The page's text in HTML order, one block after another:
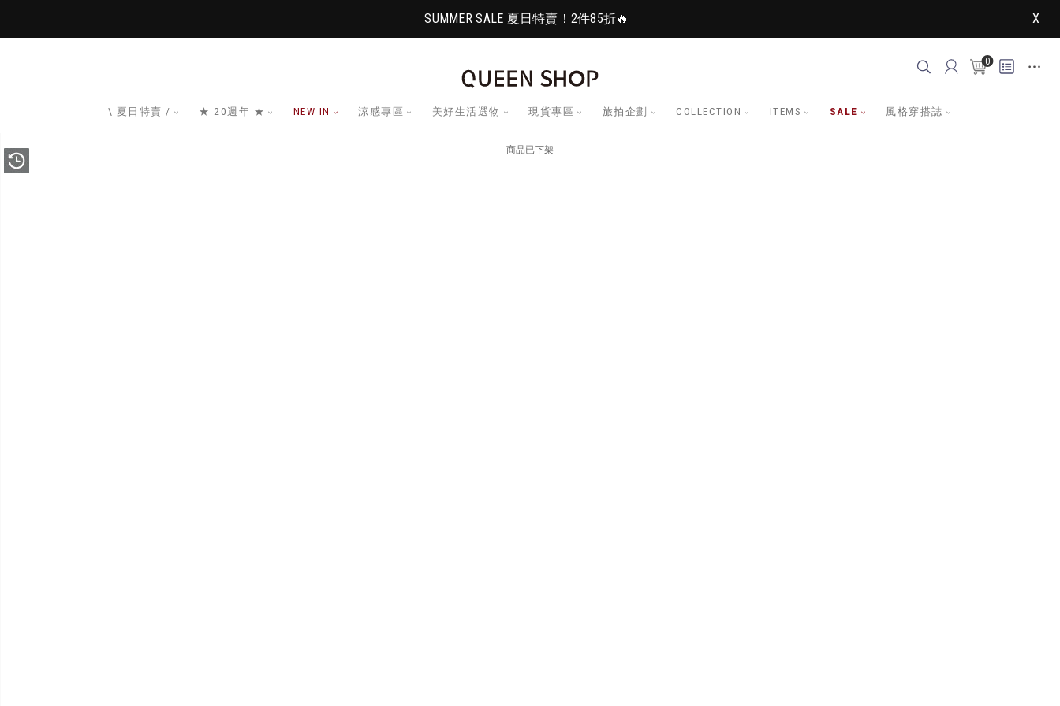
SUMMER SALE 夏日特賣！2件85折🔥 X
0
\ 夏日特賣 / ★ 20週年 ★ NEW IN 涼感專區 美好生活選物 現貨專區 旅拍企劃 COLLECTION ITEMS SALE 風格穿搭誌
商品已下架